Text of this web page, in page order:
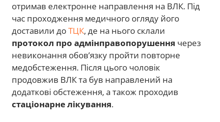
отримав електронне направлення на ВЛК. Під
час проходження медичного огляду його
доставили доТЦК, де на нього склали
протокол про адмінправопорушення через
невиконання обовʼязку пройти повторне
медобстеження. Після цього чоловік
продовжив ВЛК та був направлений на
додаткові обстеження, а також проходив
стаціонарне лікування.